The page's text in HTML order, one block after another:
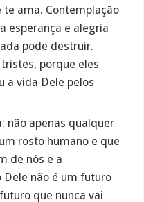
te ama. Contemplação
esperança e alegria
pode destruir.
porque eles
a vida Dele pelos
não apenas qualquer
rosto humano e que
de nós e a
não é um futuro
que nunca vai